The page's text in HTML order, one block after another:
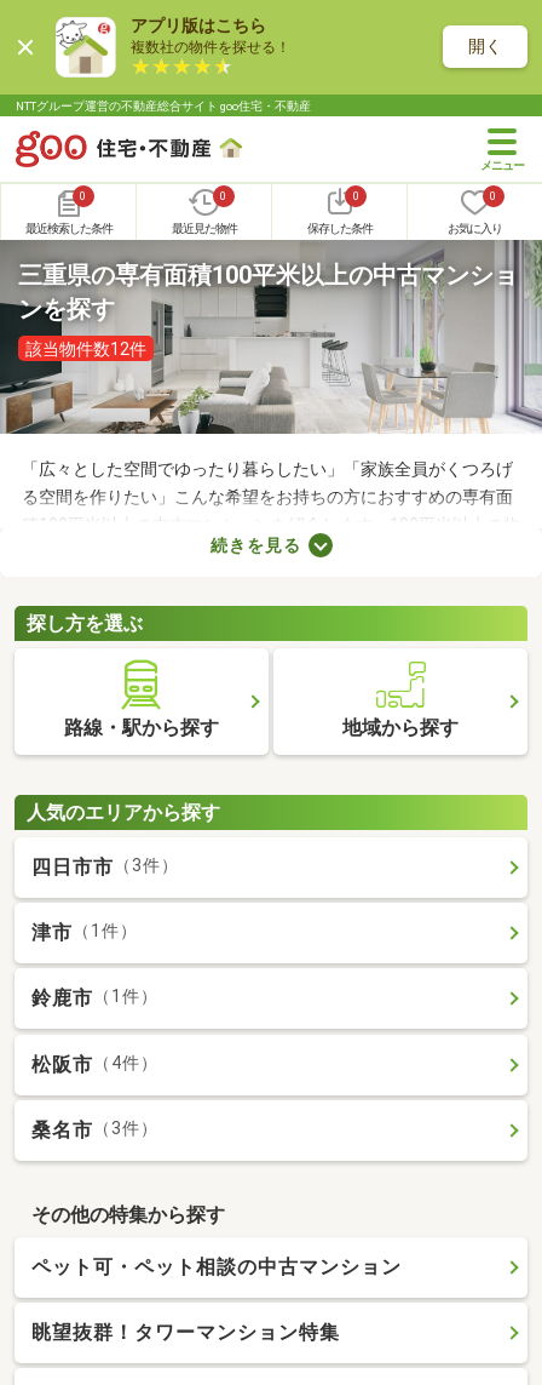
アプリ版はこちら
複数社の物件を探せる！ 開く
NTTグループ運営の不動産総合サイト goo住宅・不動産
0
最近検索した条件
0
最近見た物件
0
保存した条件
0
お気に入り
三重県の専有面積100平米以上の中古マンショ
ンを探す
該当物件数12件
「広々とした空間でゆったり暮らしたい」「家族全員がくつろげ
る空間を作りたい」こんな希望をお持ちの方におすすめの専有面
積100平米以上の中古マンションを紹介します。100平米以上の物
件は、4人家族がゆったり暮らす広さとして最適。立地や物件設
てくださいね。
続きを見る
探し方を選ぶ
路線・駅から探す 地域から探す
人気のエリアから探す
四日市市 （3件）
津市 （1件）
鈴鹿市 （1件）
松阪市 （4件）
桑名市 （3件）
その他の特集から探す
ペット可・ペット相談の中古マンション
眺望抜群！タワーマンション特集